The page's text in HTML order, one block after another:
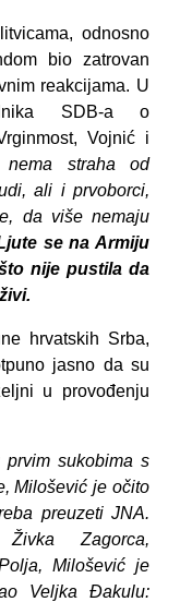
odnosno
bio zatrovan
reakcijama. U
SDB-a o
Vojnić i
straha od
ali i prvoborci,
da više nemaju
se na Armiju
nije pustila da
hrvatskih Srba,
jasno da su
u provođenju
sukobima s
Milošević je očito
preuzeti JNA.
Zagorca,
Milošević je
Veljka Đakulu: